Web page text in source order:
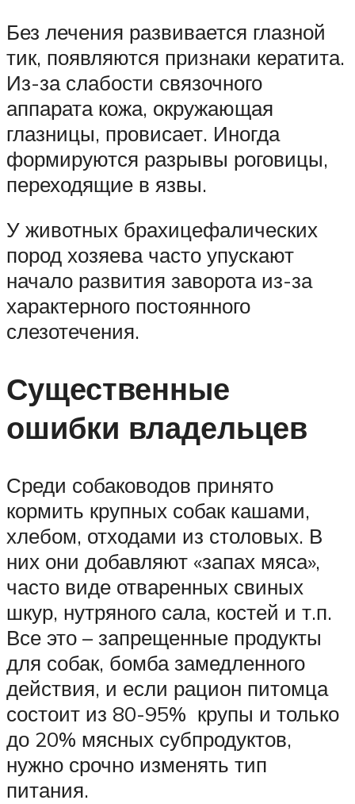
Без лечения развивается глазной
тик, появляются признаки кератита.
Из-за слабости связочного
аппарата кожа, окружающая
глазницы, провисает. Иногда
формируются разрывы роговицы,
переходящие в язвы.
У животных брахицефалических
пород хозяева часто упускают
начало развития заворота из-за
характерного постоянного
слезотечения.
Существенные
ошибки владельцев
Среди собаководов принято
кормить крупных собак кашами,
хлебом, отходами из столовых. В
них они добавляют «запах мяса»,
часто виде отваренных свиных
шкур, нутряного сала, костей и т.п.
Все это – запрещенные продукты
для собак, бомба замедленного
действия, и если рацион питомца
состоит из 80-95% крупы и только
до 20% мясных субпродуктов,
нужно срочно изменять тип
питания.